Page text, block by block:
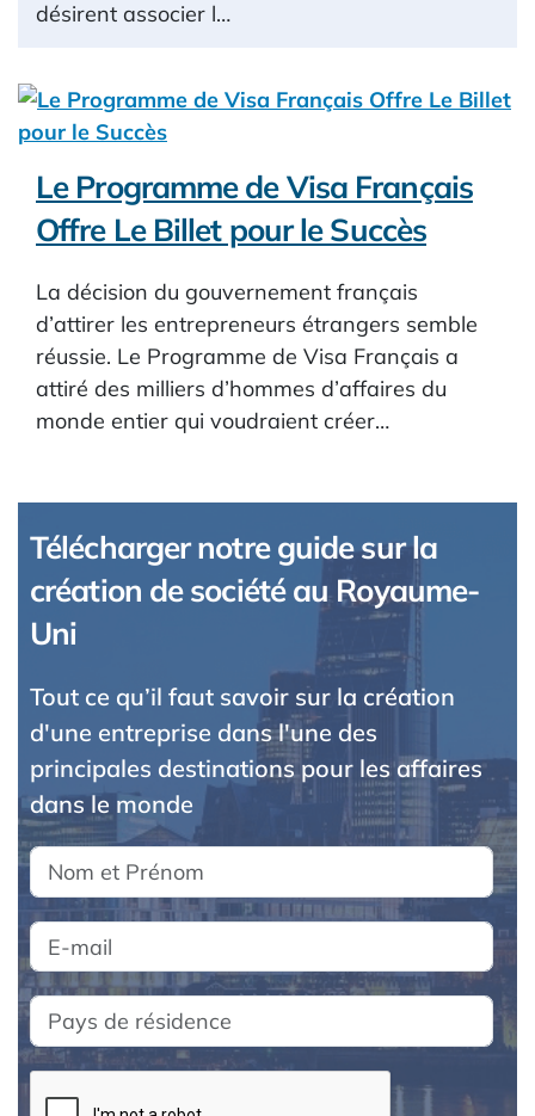
désirent associer l…
Le Programme de Visa Français
Offre Le Billet pour le Succès
La décision du gouvernement français
d’attirer les entrepreneurs étrangers semble
réussie. Le Programme de Visa Français a
attiré des milliers d’hommes d’affaires du
monde entier qui voudraient créer…
Télécharger notre guide sur la
création de société au Royaume-
Uni
Tout ce qu’il faut savoir sur la création
d'une entreprise dans l'une des
principales destinations pour les affaires
dans le monde